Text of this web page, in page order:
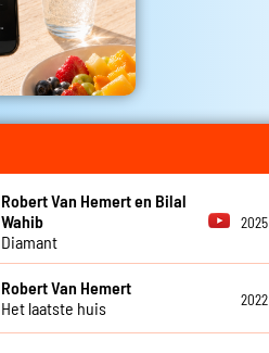
Robert Van Hemert en Bilal
Wahib
Diamant
2025
Robert Van Hemert
Het laatste huis
2022